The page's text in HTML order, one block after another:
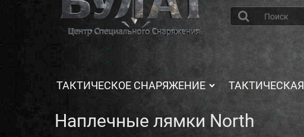
ТАКТИЧЕСКОЕ СНАРЯЖЕНИЕ
Наплечные лямки North